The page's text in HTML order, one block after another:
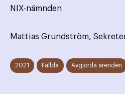
NIX-nämnden
Mattias Grundström,
2021 Fällda Avgjorda ärenden